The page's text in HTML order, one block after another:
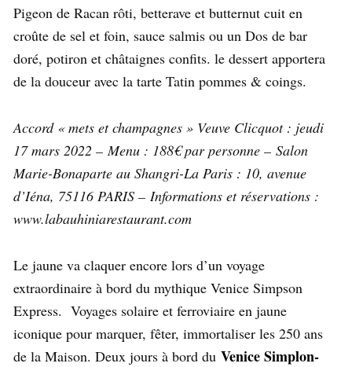
Pigeon de Racan rôti, betterave et butternut cuit en
croûte de sel et foin, sauce salmis ou un Dos de bar
doré, potiron et châtaignes confits. le dessert apportera
de la douceur avec la tarte Tatin pommes & coings.
Accord « mets et champagnes » Veuve Clicquot : jeudi
17 mars 2022 – Menu : 188€ par personne – Salon
Marie-Bonaparte au Shangri-La Paris : 10, avenue
d’Iéna, 75116 PARIS – Informations et réservations :
www.labauhiniarestaurant.com
Le jaune va claquer encore lors d’un voyage
extraordinaire à bord du mythique Venice Simpson
Express. Voyages solaire et ferroviaire en jaune
iconique pour marquer, fêter, immortaliser les 250 ans
de la Maison. Deux jours à bord du Venice Simplon-